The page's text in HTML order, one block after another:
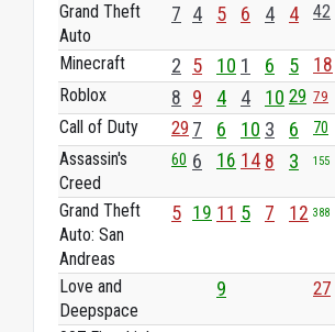
Grand Theft
Auto
7 4 5 6 4 4 42
Minecraft 2 5 10 1 6 5 18
Roblox 8 9 4 4 10 29 79
Call of Duty 29 7 6 10 3 6 70
Assassin's
Creed
60 6 16 14 8 3 155
Grand Theft
Auto: San
Andreas
5 19 11 5 7 12 388
Love and
Deepspace
9 27